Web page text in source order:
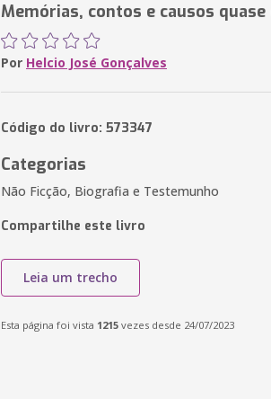
Memórias, contos e causos quase
Por Helcio José Gonçalves
Código do livro: 573347
Categorias
Não Ficção, Biografia e Testemunho
Compartilhe este livro
Leia um trecho
Esta página foi vista 1215 vezes desde 24/07/2023